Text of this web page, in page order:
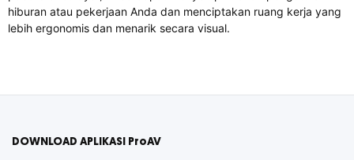
hiburan atau pekerjaan Anda dan menciptakan ruang kerja yang
lebih ergonomis dan menarik secara visual.
DOWNLOAD APLIKASI ProAV